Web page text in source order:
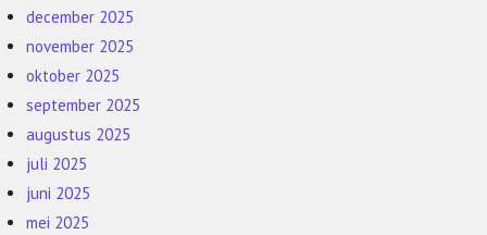
december 2025
november 2025
oktober 2025
september 2025
augustus 2025
juli 2025
juni 2025
mei 2025